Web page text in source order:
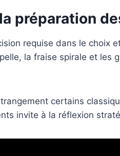
préparation
requise dans le choix
la fraise spirale et
certains
invite à la réflexion